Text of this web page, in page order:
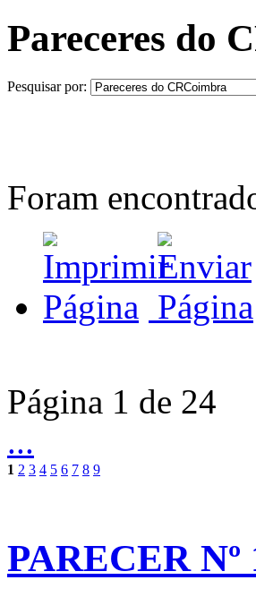
Pareceres do
Pesquisar por:
Foram
Página 1 de 24
...
1 2 3 4 5 6 7 8 9
PARECER Nº